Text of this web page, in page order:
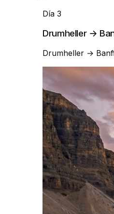
Día 3
Drumheller →
Drumheller →